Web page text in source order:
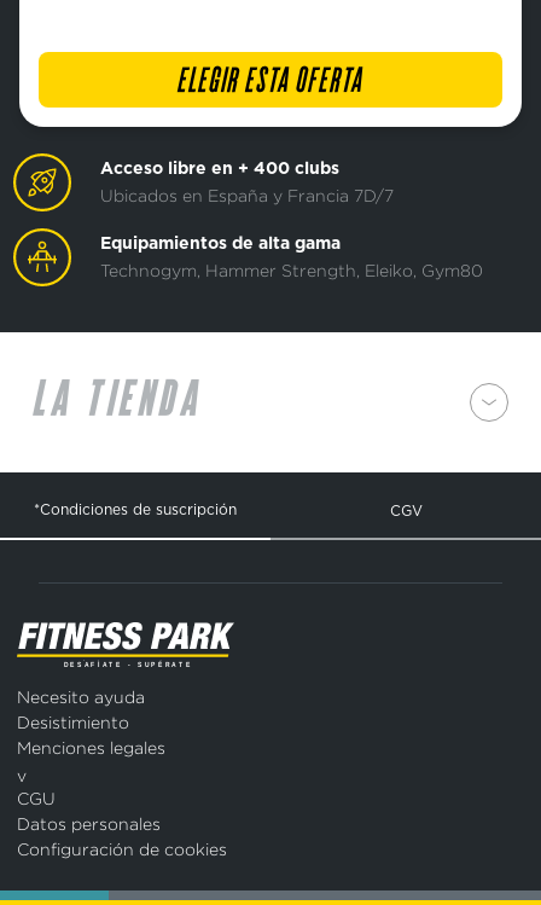
ELEGIR ESTA OFERTA
Acceso libre en + 400 clubs
Ubicados en España y Francia 7D/7
Equipamientos de alta gama
Technogym, Hammer Strength, Eleiko, Gym80
LA TIENDA
*Condiciones de suscripción CGV
Necesito ayuda
Desistimiento
Menciones legales
v
CGU
Datos personales
Configuración de cookies